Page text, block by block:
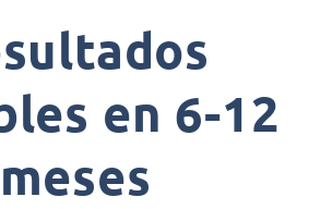
en 6-12
meses